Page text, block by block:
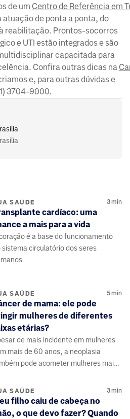
de um Centro de Referência em
de ponta a ponta, do
reabilitação. Prontos-socorros
e UTI estão integrados e são
capacitada para
Confira outras dicas na
e, para outras dúvidas e
3704-9000.
SAÚDE 3min
cardíaco: uma
a mais para a vida
é a base do funcionamento
sistema circulatório dos seres
SAÚDE 5min
de mama: ele pode
mulheres de diferentes
etárias?
de mais incidente em mulheres
mais de 60 anos, a neoplasia
pode acometer mulheres mais
SAÚDE 3min
filho caiu de cabeça no
o que devo fazer? Quando